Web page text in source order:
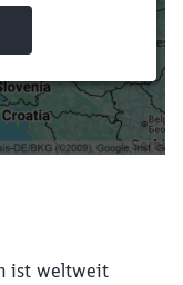
ist weltweit